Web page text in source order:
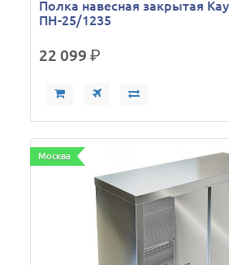
Полка навесная закрытая
ПН-25/1235
22 099р.
Москва